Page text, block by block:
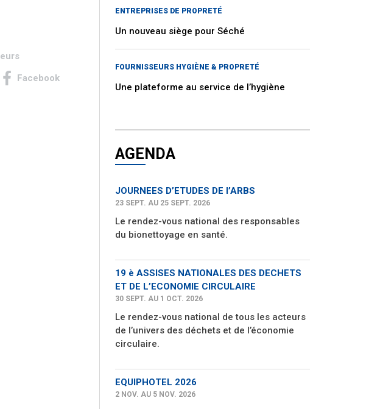
Facebook
ENTREPRISES DE PROPRETÉ
Un nouveau siège pour Séché
FOURNISSEURS HYGIÈNE & PROPRETÉ
Une plateforme au service de l’hygiène
AGENDA
JOURNEES D’ETUDES DE l’ARBS
23 SEPT. AU 25 SEPT. 2026
Le rendez-vous national des responsables
du bionettoyage en santé.
19 è ASSISES NATIONALES DES DECHETS
ET DE L’ECONOMIE CIRCULAIRE
30 SEPT. AU 1 OCT. 2026
Le rendez-vous national de tous les acteurs
de l’univers des déchets et de l’économie
circulaire.
EQUIPHOTEL 2026
2 NOV. AU 5 NOV. 2026